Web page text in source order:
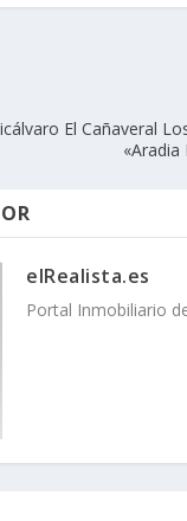
El Cañaveral
«Aradia
elRealista.es
Portal Inmobiliario